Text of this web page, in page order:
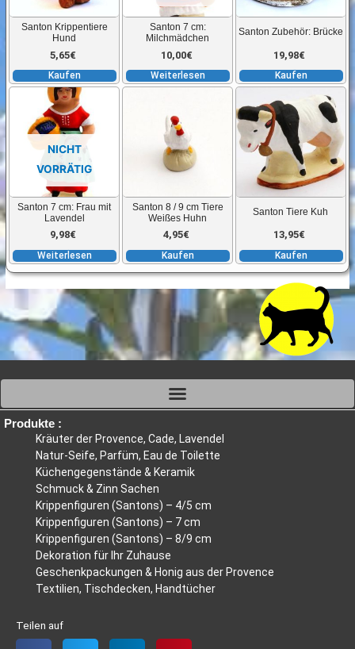
Santon Krippentiere
Hund
5,65€
Kaufen
Santon 7 cm:
Milchmädchen
10,00€
Weiterlesen
Santon Zubehör: Brücke
19,98€
Kaufen
NICHT
VORRÄTIG
Santon 7 cm: Frau mit
Lavendel
9,98€
Weiterlesen
Santon 8 / 9 cm Tiere
Weißes Huhn
4,95€
Kaufen
Santon Tiere Kuh
13,95€
Kaufen
Produkte :
Kräuter der Provence, Cade, Lavendel
Natur-Seife, Parfüm, Eau de Toilette
Küchengegenstände & Keramik
Schmuck & Zinn Sachen
Krippenfiguren (Santons) – 4/5 cm
Krippenfiguren (Santons) – 7 cm
Krippenfiguren (Santons) – 8/9 cm
Dekoration für Ihr Zuhause
Geschenkpackungen & Honig aus der Provence
Textilien, Tischdecken, Handtücher
Teilen auf